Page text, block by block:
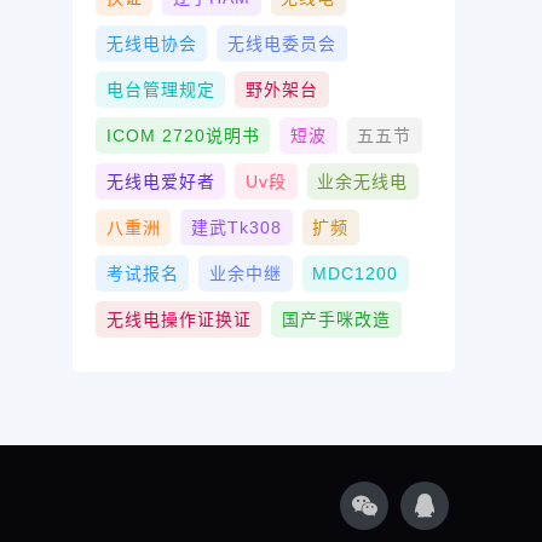
无线电协会 无线电委员会
电台管理规定 野外架台
ICOM 2720说明书 短波 五五节
无线电爱好者 Uv段 业余无线电
八重洲 建武tk308 扩频
考试报名 业余中继 MDC1200
无线电操作证换证 国产手咪改造